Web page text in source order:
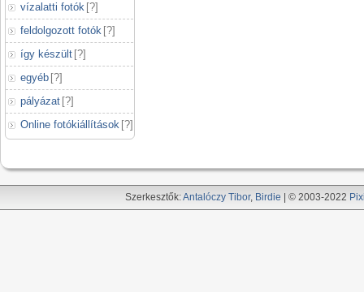
vízalatti fotók [?]
feldolgozott fotók [?]
így készült [?]
egyéb [?]
pályázat [?]
Online fotókiállítások [?]
Szerkesztők:Antalóczy Tibor, Birdie | © 2003-2022